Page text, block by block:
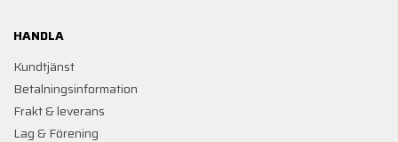
HANDLA
Kundtjänst
Betalningsinformation
Frakt & leverans
Lag & Förening